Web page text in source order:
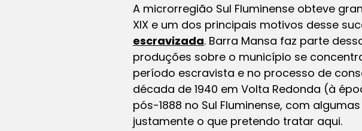
A microrregião Sul Fluminense obteve
XIX e um dos principais motivos desse
escravizada. Barra Mansa faz parte
produções sobre o município se
período escravista e no processo de
década de 1940 em Volta Redonda (à
pós-1888 no Sul Fluminense, com
justamente o que pretendo tratar aqui.